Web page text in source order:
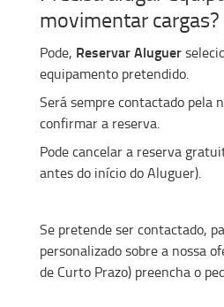
movimentar cargas?
Pode, Reservar Aluguer
equipamento pretendido.
Será sempre contactado pela
confirmar a reserva.
Pode cancelar a reserva
antes do início do Aluguer).
Se pretende ser contactado,
personalizado sobre a nossa
de Curto Prazo) preencha o